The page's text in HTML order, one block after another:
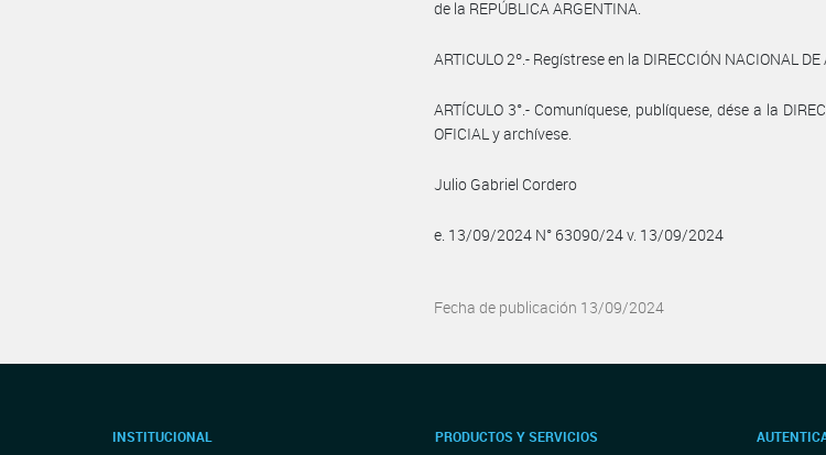
de la REPÚBLICA ARGENTINA.
ARTICULO 2º.- Regístrese en la DIRECCIÓN NACIONAL
ARTÍCULO 3°.- Comuníquese, publíquese, dése a la
OFICIAL y archívese.
Julio Gabriel Cordero
e. 13/09/2024 N° 63090/24 v. 13/09/2024
Fecha de publicación 13/09/2024
INSTITUCIONAL PRODUCTOS Y SERVICIOS